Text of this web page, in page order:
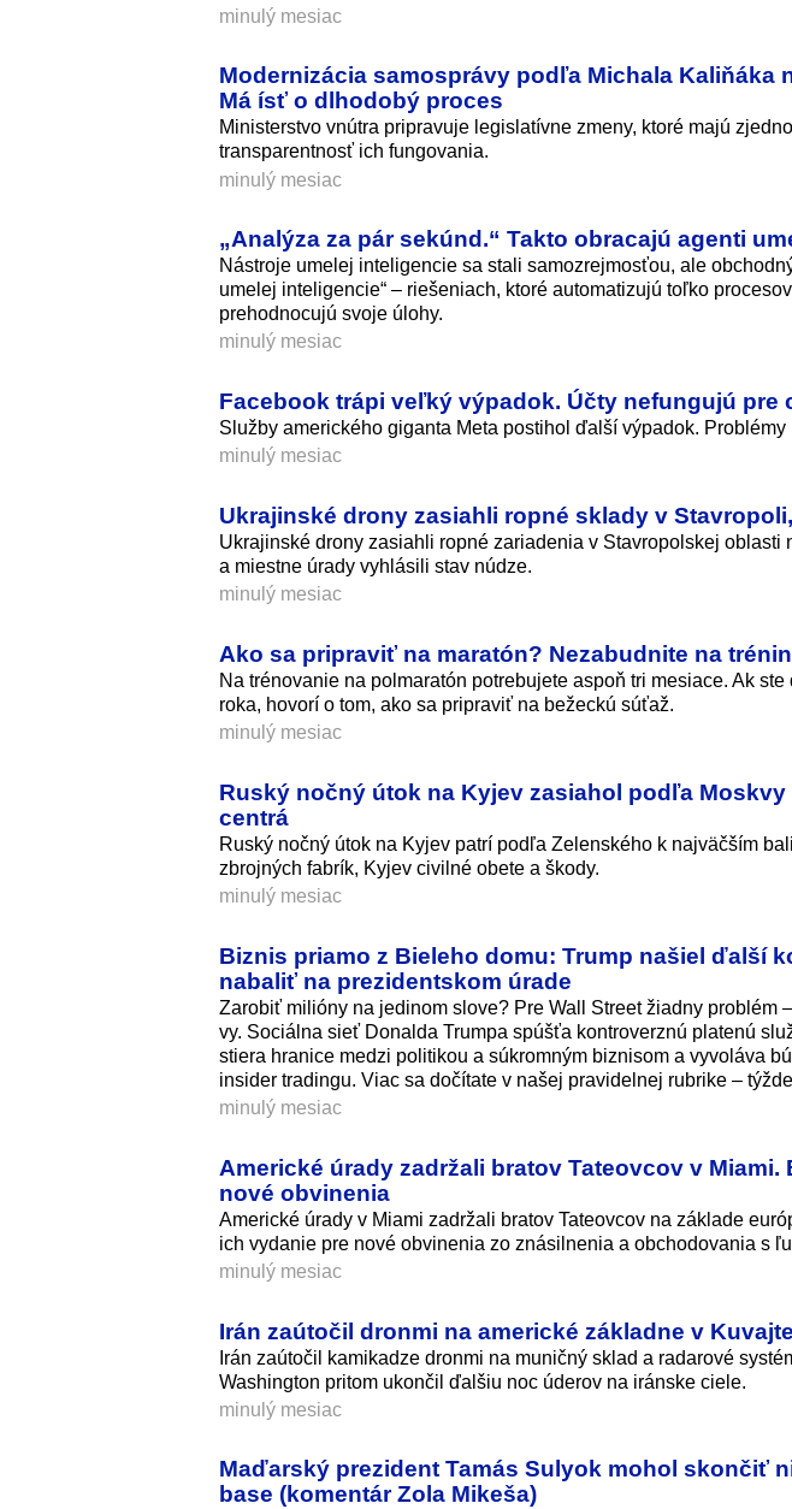
minulý mesiac
Modernizácia samosprávy podľa Michala Kaliňáka
Má ísť o dlhodobý proces
Ministerstvo vnútra pripravuje legislatívne zmeny, ktoré majú
transparentnosť ich fungovania.
minulý mesiac
„Analýza za pár sekúnd.“ Takto obracajú agenti
Nástroje umelej inteligencie sa stali samozrejmosťou, ale
umelej inteligencie“ – riešeniach, ktoré automatizujú toľko
prehodnocujú svoje úlohy.
minulý mesiac
Facebook trápi veľký výpadok. Účty nefungujú pre
Služby amerického giganta Meta postihol ďalší výpadok.
minulý mesiac
Ukrajinské drony zasiahli ropné sklady v
Ukrajinské drony zasiahli ropné zariadenia v Stavropolskej
a miestne úrady vyhlásili stav núdze.
minulý mesiac
Ako sa pripraviť na maratón? Nezabudnite na
Na trénovanie na polmaratón potrebujete aspoň tri mesiace. Ak
roka, hovorí o tom, ako sa pripraviť na bežeckú súťaž.
minulý mesiac
Ruský nočný útok na Kyjev zasiahol podľa
centrá
Ruský nočný útok na Kyjev patrí podľa Zelenského k najväčším
zbrojných fabrík, Kyjev civilné obete a škody.
minulý mesiac
Biznis priamo z Bieleho domu: Trump našiel ďalší
nabaliť na prezidentskom úrade
Zarobiť milióny na jedinom slove? Pre Wall Street žiadny problém
vy. Sociálna sieť Donalda Trumpa spúšťa kontroverznú platenú
stiera hranice medzi politikou a súkromným biznisom a vyvoláva
insider tradingu. Viac sa dočítate v našej pravidelnej rubrike –
minulý mesiac
Americké úrady zadržali bratov Tateovcov v
nové obvinenia
Americké úrady v Miami zadržali bratov Tateovcov na základe
ich vydanie pre nové obvinenia zo znásilnenia a obchodovania s
minulý mesiac
Irán zaútočil dronmi na americké základne v
Irán zaútočil kamikadze dronmi na muničný sklad a radarové
Washington pritom ukončil ďalšiu noc úderov na iránske ciele.
minulý mesiac
Maďarský prezident Tamás Sulyok mohol skončiť
base (komentár Zola Mikeša)